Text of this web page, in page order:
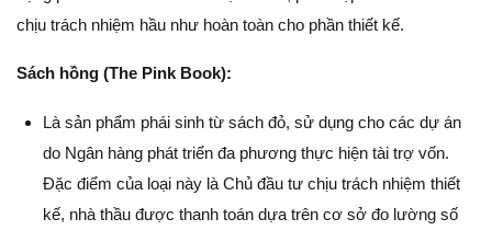
chịu trách nhiệm hầu như hoàn toàn cho phần thiết kế.
Sách hồng (The Pink Book):
Là sản phẩm phái sinh từ sách đỏ, sử dụng cho các dự án
do Ngân hàng phát triển đa phương thực hiện tài trợ vốn.
Đặc điểm của loại này là Chủ đầu tư chịu trách nhiệm thiết
kế, nhà thầu được thanh toán dựa trên cơ sở đo lường số